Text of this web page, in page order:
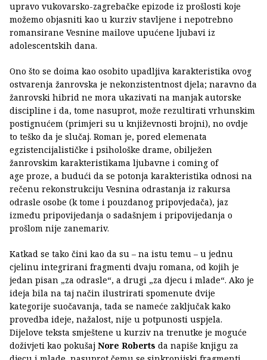
upravo vukovarsko-zagrebačke epizode iz prošlosti koje
možemo objasniti kao u kurziv stavljene i nepotrebno
romansirane Vesnine mailove upućene ljubavi iz
adolescentskih dana.
Ono što se doima kao osobito upadljiva karakteristika ovog
ostvarenja žanrovska je nekonzistentnost djela; naravno da
žanrovski hibrid ne mora ukazivati na manjak autorske
discipline i da, tome nasuprot, može rezultirati vrhunskim
postignućem (primjeri su u književnosti brojni), no ovdje
to teško da je slučaj. Roman je, pored elemenata
egzistencijalističke i psihološke drame, obilježen
žanrovskim karakteristikama ljubavne i coming of
age proze, a budući da se potonja karakteristika odnosi na
rečenu rekonstrukciju Vesnina odrastanja iz rakursa
odrasle osobe (k tome i pouzdanog pripovjedača), jaz
između pripovijedanja o sadašnjem i pripovijedanja o
prošlom nije zanemariv.
Katkad se tako čini kao da su – na istu temu – u jednu
cjelinu integrirani fragmenti dvaju romana, od kojih je
jedan pisan „za odrasle“, a drugi „za djecu i mlade“. Ako je
ideja bila na taj način ilustrirati spomenute dvije
kategorije suočavanja, tada se nameće zaključak kako
provedba ideje, nažalost, nije u potpunosti uspjela.
Dijelove teksta smještene u kurziv na trenutke je moguće
doživjeti kao pokušaj Nore Roberts da napiše knjigu za